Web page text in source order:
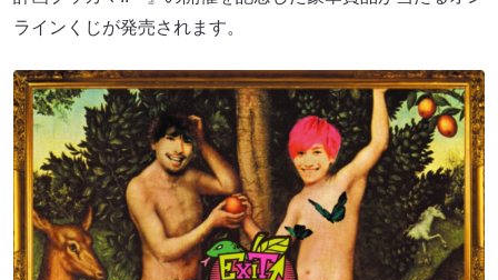
ラインくじが発売されます。